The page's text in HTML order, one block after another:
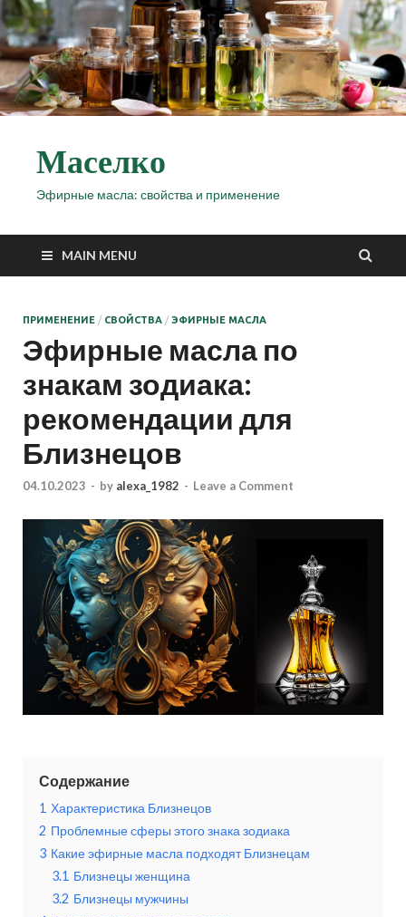
Маселко
Эфирные масла: свойства и применение
MAIN MENU
ПРИМЕНЕНИЕ / СВОЙСТВА / ЭФИРНЫЕ МАСЛА
Эфирные масла по
знакам зодиака:
рекомендации для
Близнецов
04.10.2023 - by alexa_1982 - Leave a Comment
Содержание
1 Характеристика Близнецов
2 Проблемные сферы этого знака зодиака
3 Какие эфирные масла подходят Близнецам
3.1 Близнецы женщина
3.2 Близнецы мужчины